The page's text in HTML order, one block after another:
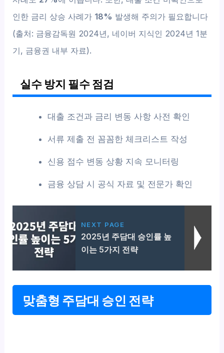
인한 금리 상승 사례가 18% 발생해 주의가 필요합니다
(출처: 금융감독원 2024년, 네이버 지식인 2024년 1분
기, 금융권 내부 자료).
실수 방지 필수 점검
대출 조건과 금리 변동 사항 사전 확인
서류 제출 전 꼼꼼한 체크리스트 작성
신용 점수 변동 상황 지속 모니터링
금융 상담 시 공식 자료 및 전문가 확인
NEXT PAGE
2025년 주담대 승인률 높
이는 5가지 전략
맞춤형 주담대 승인 전략